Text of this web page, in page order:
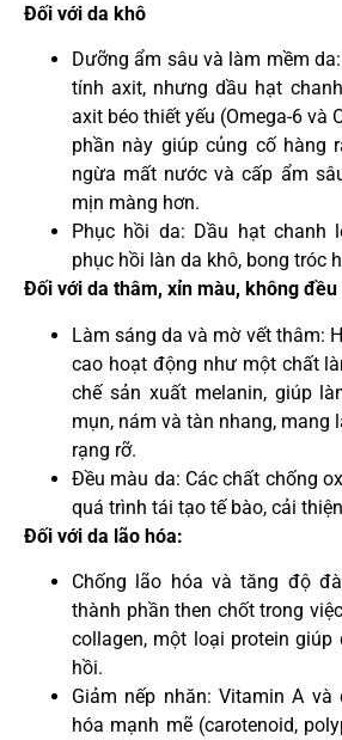
Đối với da khô
Dưỡng ẩm sâu và làm mềm
tính axit, nhưng dầu hạt
axit béo thiết yếu (Omega-6 và
phần này giúp củng cố hàng
ngừa mất nước và cấp ẩm
mịn màng hơn.
Phục hồi da: Dầu hạt chanh
phục hồi làn da khô, bong tróc
Đối với da thâm, xỉn màu, không đều
Làm sáng da và mờ vết thâm:
cao hoạt động như một chất
chế sản xuất melanin, giúp
mụn, nám và tàn nhang, mang
rạng rỡ.
Đều màu da: Các chất chống
quá trình tái tạo tế bào, cải
Đối với da lão hóa:
Chống lão hóa và tăng độ
thành phần then chốt trong
collagen, một loại protein giúp
hồi.
Giảm nếp nhăn: Vitamin A
hóa mạnh mẽ (carotenoid,